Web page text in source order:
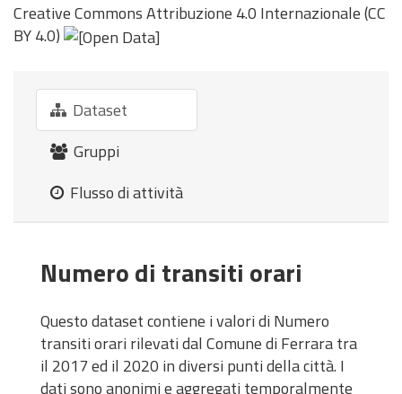
Creative Commons Attribuzione 4.0 Internazionale (CC
BY 4.0)
Dataset
Gruppi
Flusso di attività
Numero di transiti orari
Questo dataset contiene i valori di Numero
transiti orari rilevati dal Comune di Ferrara tra
il 2017 ed il 2020 in diversi punti della città. I
dati sono anonimi e aggregati temporalmente